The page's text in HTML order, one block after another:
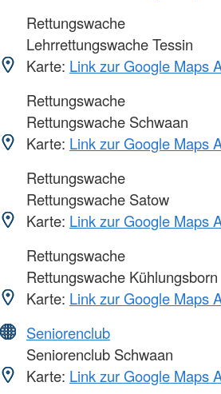
Rettungswache
Lehrrettungswache Tessin
Karte: Link zur Google Maps
Rettungswache
Rettungswache Schwaan
Karte: Link zur Google Maps
Rettungswache
Rettungswache Satow
Karte: Link zur Google Maps
Rettungswache
Rettungswache Kühlungsborn
Karte: Link zur Google Maps
Seniorenclub
Seniorenclub Schwaan
Karte: Link zur Google Maps